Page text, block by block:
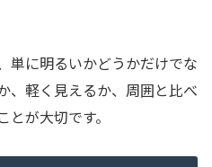
単に明るいかどうかだけでな
、軽く見えるか、周囲と比べ
が大切です。